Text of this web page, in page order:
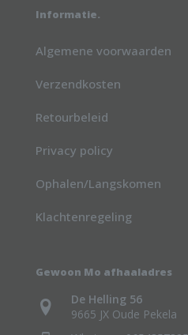
Informatie.
Algemene voorwaarden
Verzendkosten
Retourbeleid
Privacy policy
Ophalen/Langskomen
Klachtenregeling
Gewoon Mo afhaaladres
De Helling 56
9665 JX Oude Pekela